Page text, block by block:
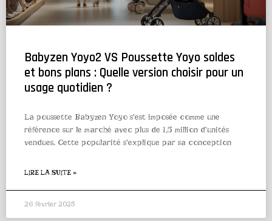
Babyzen Yoyo2 VS Poussette Yoyo soldes
et bons plans : Quelle version choisir pour un
usage quotidien ?
La poussette Babyzen Yoyo s'est imposée comme une
référence sur le marché avec plus de 1,5 million d'unités
vendues. Cette popularité s'explique par sa conception
LIRE LA SUITE »
26 février 2025